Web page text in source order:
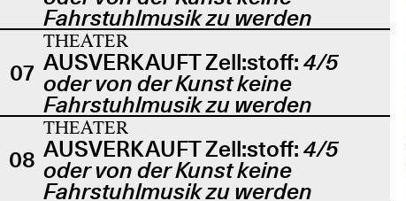
Fahrstuhlmusik zu werden
07
THEATER
AUSVERKAUFT Zell:stoff: 4/5
oder von der Kunst keine
Fahrstuhlmusik zu werden
08
THEATER
AUSVERKAUFT Zell:stoff: 4/5
oder von der Kunst keine
Fahrstuhlmusik zu werden